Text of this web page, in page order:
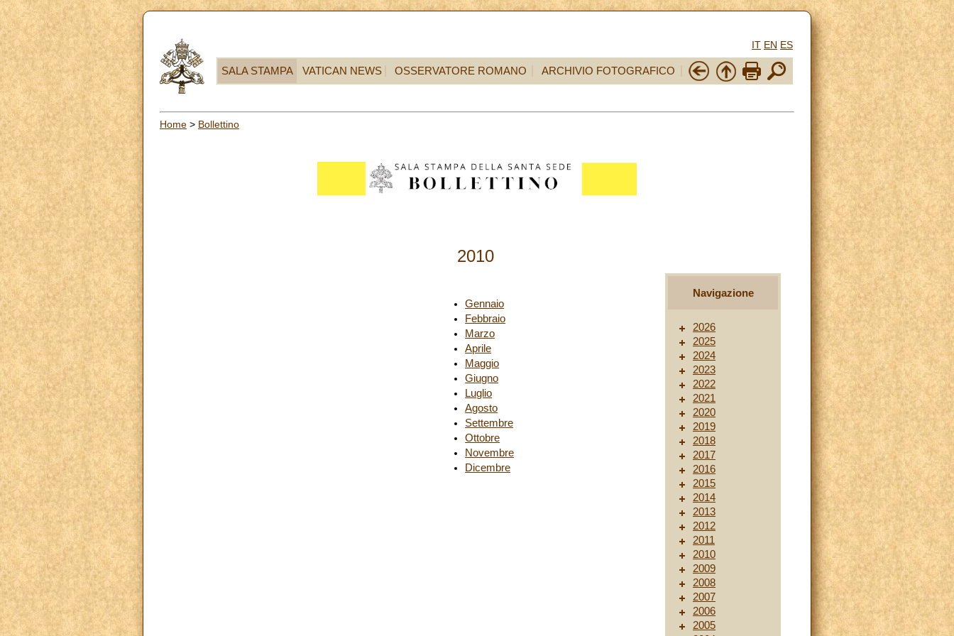
IT EN ES
SALA STAMPA VATICAN NEWS OSSERVATORE ROMANO ARCHIVIO FOTOGRAFICO
Home > Bollettino
2010
Gennaio
Febbraio
Marzo
Aprile
Maggio
Giugno
Luglio
Agosto
Settembre
Ottobre
Novembre
Dicembre
Navigazione
2026
2025
2024
2023
2022
2021
2020
2019
2018
2017
2016
2015
2014
2013
2012
2011
2010
2009
2008
2007
2006
2005